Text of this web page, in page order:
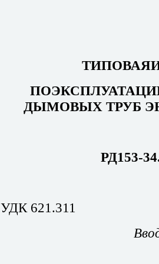
ДЫМОВЫХ ТРУБ
РД153-
УДК 621.311